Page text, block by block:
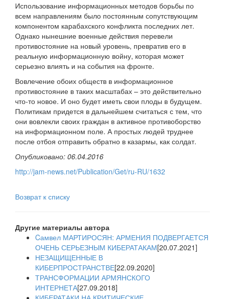
Использование информационных методов борьбы по
всем направлениям было постоянным сопутствующим
компонентом карабахского конфликта последних лет.
Однако нынешние военные действия перевели
противостояние на новый уровень, превратив его в
реальную информационную войну, которая может
серьезно влиять и на события на фронте.
Вовлечение обоих обществ в информационное
противостояние в таких масштабах – это действительно
что-то новое. И оно будет иметь свои плоды в будущем.
Политикам придется в дальнейшем считаться с тем, что
они вовлекли своих граждан в активное противоборство
на информационном поле. А простых людей труднее
после отбоя отправить обратно в казармы, как солдат.
Опубликовано: 06.04.2016
http://jam-news.net/Publication/Get/ru-RU/1632
Возврат к списку
Другие материалы автора
Cамвел МАРТИРОСЯН: АРМЕНИЯ ПОДВЕРГАЕТСЯ
ОЧЕНЬ СЕРЬЕЗНЫМ КИБЕРАТАКАМ[20.07.2021]
НЕЗАЩИЩЕННЫЕ В
КИБЕРПРОСТРАНСТВЕ[22.09.2020]
ТРАНСФОРМАЦИИ АРМЯНСКОГО
ИНТЕРНЕТА[27.09.2018]